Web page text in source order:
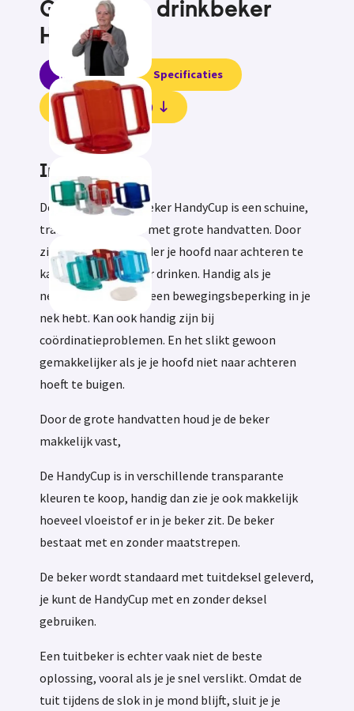
Gevormde drinkbeker
Handycup
Informatie Specificaties
Beoordelingen (0)
Informatie
De gevormde drinkbeker HandyCup is een schuine,
transparante beker met grote handvatten. Door
zijn vorm kan je zonder je hoofd naar achteren te
kantelen uit de beker drinken. Handig als je
nekklachten, pijn of een bewegingsbeperking in je
nek hebt. Kan ook handig zijn bij
coördinatieproblemen. En het slikt gewoon
gemakkelijker als je je hoofd niet naar achteren
hoeft te buigen.
Door de grote handvatten houd je de beker
makkelijk vast,
De HandyCup is in verschillende transparante
kleuren te koop, handig dan zie je ook makkelijk
hoeveel vloeistof er in je beker zit. De beker
bestaat met en zonder maatstrepen.
De beker wordt standaard met tuitdeksel geleverd,
je kunt de HandyCup met en zonder deksel
gebruiken.
Een tuitbeker is echter vaak niet de beste
oplossing, vooral als je je snel verslikt. Omdat de
tuit tijdens de slok in je mond blijft, sluit je je